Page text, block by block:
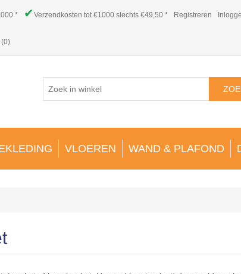
* ✔Verzendkosten tot €1000 slechts €49,50 * Registreren
(0)
VLOEREN WAND & PLAFOND